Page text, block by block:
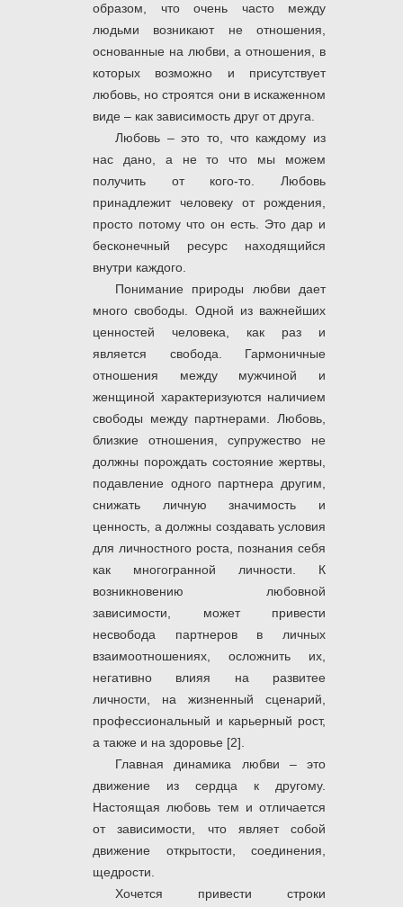
образом, что очень часто между
людьми возникают не отношения,
основанные на любви, а отношения, в
которых возможно и присутствует
любовь, но строятся они в искаженном
виде – как зависимость друг от друга.
Любовь – это то, что каждому из
нас дано, а не то что мы можем
получить от кого-то. Любовь
принадлежит человеку от рождения,
просто потому что он есть. Это дар и
бесконечный ресурс находящийся
внутри каждого.
Понимание природы любви дает
много свободы. Одной из важнейших
ценностей человека, как раз и
является свобода. Гармоничные
отношения между мужчиной и
женщиной характеризуются наличием
свободы между партнерами. Любовь,
близкие отношения, супружество не
должны порождать состояние жертвы,
подавление одного партнера другим,
снижать личную значимость и
ценность, а должны создавать условия
для личностного роста, познания себя
как многогранной личности. К
возникновению любовной
зависимости, может привести
несвобода партнеров в личных
взаимоотношениях, осложнить их,
негативно влияя на развитее
личности, на жизненный сценарий,
профессиональный и карьерный рост,
а также и на здоровье [2].
Главная динамика любви – это
движение из сердца к другому.
Настоящая любовь тем и отличается
от зависимости, что являет собой
движение открытости, соединения,
щедрости.
Хочется привести строки